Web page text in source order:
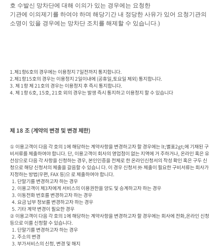
호 수발신 망차단에 대해 이의가 있는 경우에는 요청한
기관에 이의제기 를 하여야 하며 해당기간 내 정당한 사유가 있어 요청기관의
소명이 있을 경우에는 망차단 조치를 해제할 수 있습니 다.)
1.제1항6호의 경우에는 이용정지 7일전까지 통지합니다.
2.제1항15호의 경우는 이용정지 2일이내에 (공휴일,토요일 제외) 통지합니다.
3. 제 1항 제 21호의 경우는 이용정지 후 즉시 통지합니다.
4. 제 1항 6호, 15호, 21호 외의 경우는 발생 즉시 통지하고 이용정지 할 수 있습니다
제 18 조 (계약의 변경 및 변경 제한)
① 이용고객이 다음 각 호의 1에 해당하는 계약사항을 변경하고자 할 경우에는 lt;별표2gt;에 기재된 구
비서류를 제출하여야 합니다. 단, 이용고객이 회사의 영업점이 없는 지역에 거 주하거나, 온라인 혹은 유
선상으로 다음 각 사항을 신청하는 경우, 본인인증을 전제로 한 온라인신청서의 작성 확인 혹은 구두 신
청으로 해당 신청서의 제출을 갈음할 수 있습니 다. 이 경우 신청서 外 제출이 필요한 구비서류는 회사가
지정하는 방법(우편, FAX 등)으 로 제출하여야 합니다.
② 이용고객이 다음 각 호의 1에 해당하는 계약사항을 변경하고자 할 경우에는 회사에 전화,온라인 신청
등으로 이를 신청할 수 있습니다.